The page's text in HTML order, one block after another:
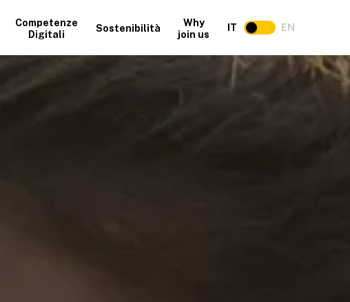
Competenze
Digitali
Sostenibilità
Why
join us
IT EN